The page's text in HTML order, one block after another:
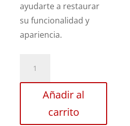
ayudarte a restaurar
su funcionalidad y
apariencia.
Añadir al
carrito